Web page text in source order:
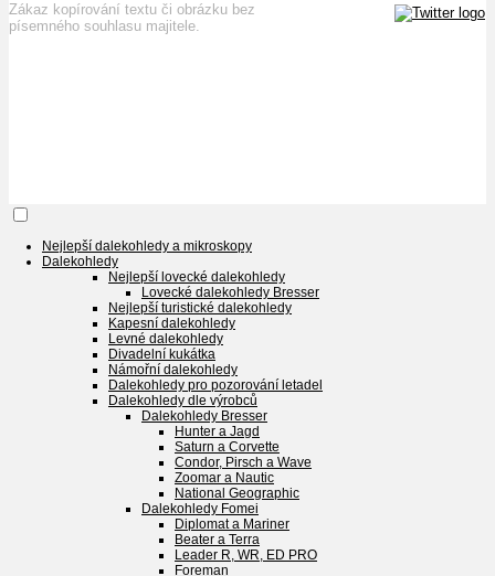
Zákaz kopírování textu či obrázku bez
písemného souhlasu majitele.
Nejlepší dalekohledy a mikroskopy
Dalekohledy
Nejlepší lovecké dalekohledy
Lovecké dalekohledy Bresser
Nejlepší turistické dalekohledy
Kapesní dalekohledy
Levné dalekohledy
Divadelní kukátka
Námořní dalekohledy
Dalekohledy pro pozorování letadel
Dalekohledy dle výrobců
Dalekohledy Bresser
Hunter a Jagd
Saturn a Corvette
Condor, Pirsch a Wave
Zoomar a Nautic
National Geographic
Dalekohledy Fomei
Diplomat a Mariner
Beater a Terra
Leader R, WR, ED PRO
Foreman